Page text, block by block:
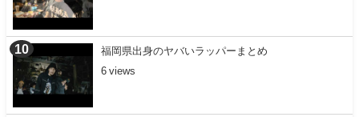
福岡県出身のヤバいラッパーまとめ
6